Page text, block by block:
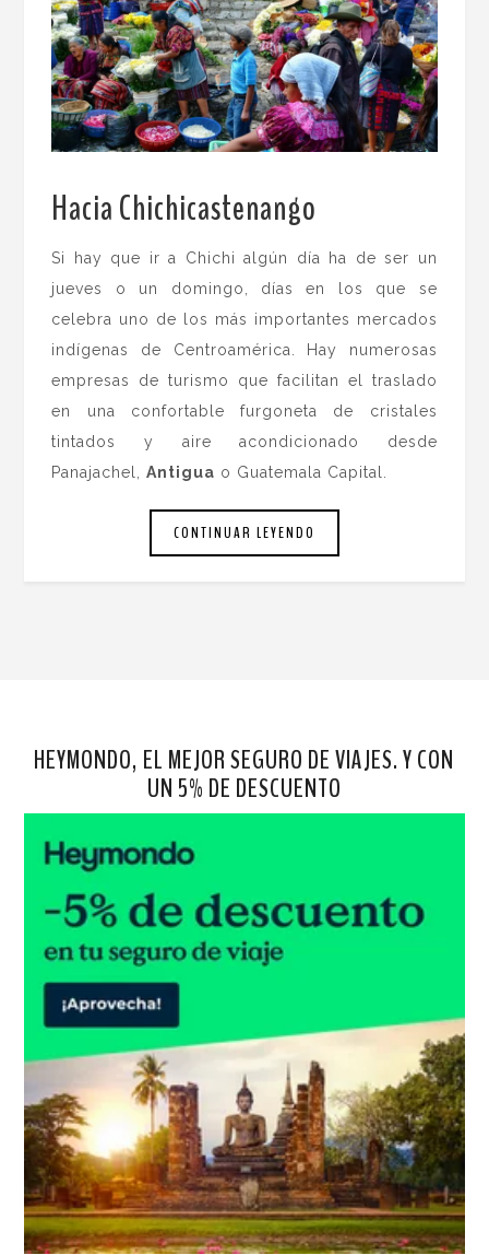
Hacia Chichicastenango
Si hay que ir a Chichi algún día ha de ser un
jueves o un domingo, días en los que se
celebra uno de los más importantes mercados
indígenas de Centroamérica. Hay numerosas
empresas de turismo que facilitan el traslado
en una confortable furgoneta de cristales
tintados y aire acondicionado desde
Panajachel,Antigua o Guatemala Capital.
CONTINUAR LEYENDO
HEYMONDO, EL MEJOR SEGURO DE VIAJES. Y CON
UN 5% DE DESCUENTO